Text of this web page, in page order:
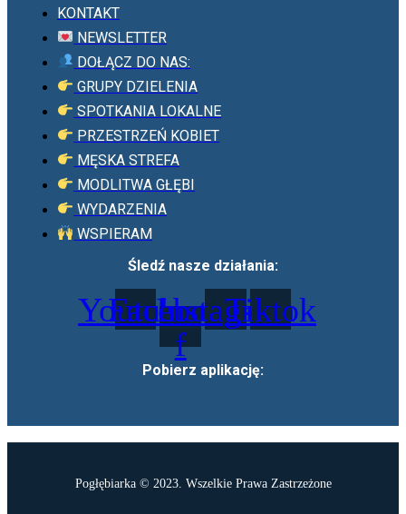
KONTAKT
NEWSLETTER
DOŁĄCZ DO NAS:
GRUPY DZIELENIA
SPOTKANIA LOKALNE
PRZESTRZEŃ KOBIET
MĘSKA STREFA
MODLITWA GŁĘBI
WYDARZENIA
WSPIERAM
Śledź nasze działania:
Youtube
Facebook-
f
Instagram
Tiktok
Pobierz aplikację:
Pogłębiarka © 2023. Wszelkie Prawa Zastrzeżone